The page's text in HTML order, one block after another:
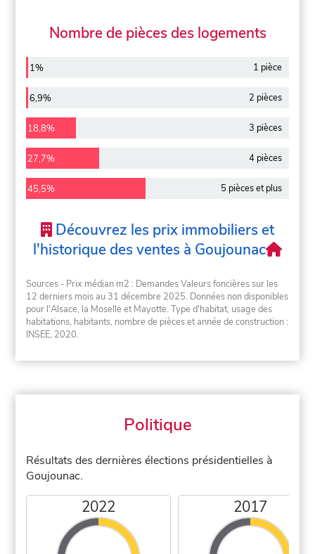
Nombre de pièces des logements
1% 1 pièce
6,9% 2 pièces
18,8% 3 pièces
27,7% 4 pièces
45,5% 5 pièces et plus
Découvrez les prix immobiliers et
l'historique des ventes à Goujounac
Sources - Prix médian m2 : Demandes Valeurs foncières sur les
12 derniers mois au 31 décembre 2025. Données non disponibles
pour l'Alsace, la Moselle et Mayotte. Type d'habitat, usage des
habitations, habitants, nombre de pièces et année de construction :
INSEE, 2020.
Politique
Résultats des dernières élections présidentielles à
Goujounac.
2022 2017